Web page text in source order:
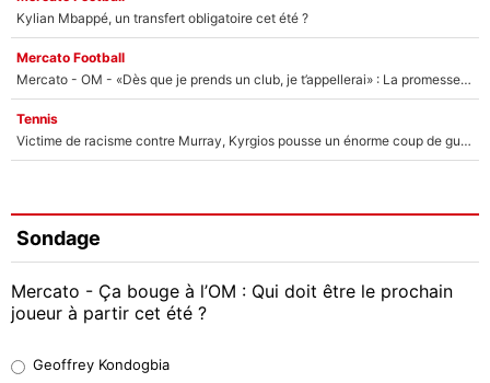
Kylian Mbappé, un transfert obligatoire cet été ?
Mercato Football
Mercato - OM - «Dès que je prends un club, je t’appellerai» : La promesse de Marcelino au moment de claquer la porte
Tennis
Victime de racisme contre Murray, Kyrgios pousse un énorme coup de gueule !
Sondage
Mercato - Ça bouge à l’OM : Qui doit être le prochain
joueur à partir cet été ?
Geoffrey Kondogbia